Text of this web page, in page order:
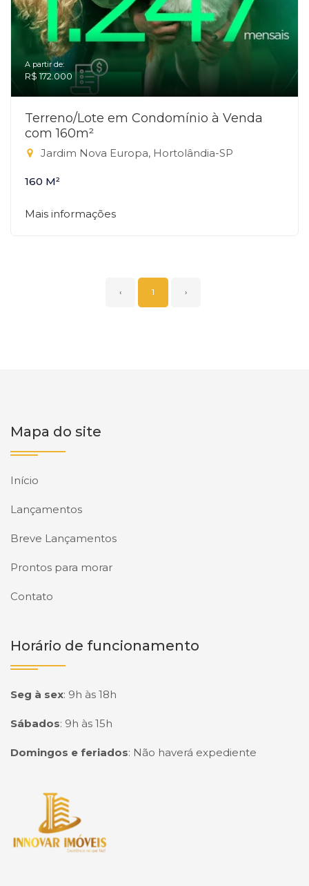
A partir de:
R$ 172.000
Terreno/Lote em Condomínio à Venda
com 160m²
Jardim Nova Europa, Hortolândia-SP
160 M²
Mais informações
‹ 1 ›
Mapa do site
Início
Lançamentos
Breve Lançamentos
Prontos para morar
Contato
Horário de funcionamento
Seg à sex: 9h às 18h
Sábados: 9h às 15h
Domingos e feriados: Não haverá expediente
Página inicial